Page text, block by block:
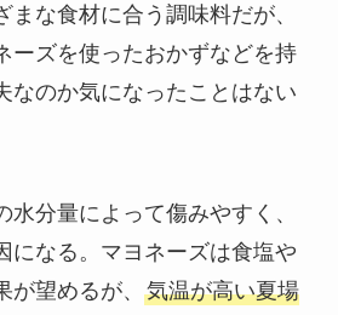
まな食材に合う調味料だが、
ーズを使ったおかずなどを持
なのか気になったことはない
水分量によって傷みやすく、
になる。マヨネーズは食塩や
望めるが、 気温が高い夏場